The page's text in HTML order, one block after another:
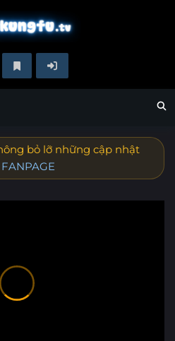
bỏ lỡ những cập nhật